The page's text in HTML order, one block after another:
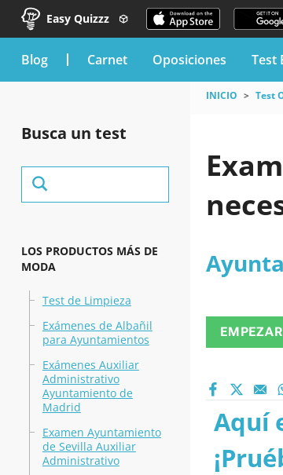
Easy Quizzz
blog Carnet Oposiciones Test
Busca un test
LOS PRODUCTOS MÁS DE
MODA
Test de Limpieza
Exámenes de Albañil
para Ayuntamientos
Exámenes Auxiliar
Administrativo
Ayuntamiento de
Madrid
Examen Ayuntamiento
de Sevilla Auxiliar
Administrativo
INICIO Test
Aquí